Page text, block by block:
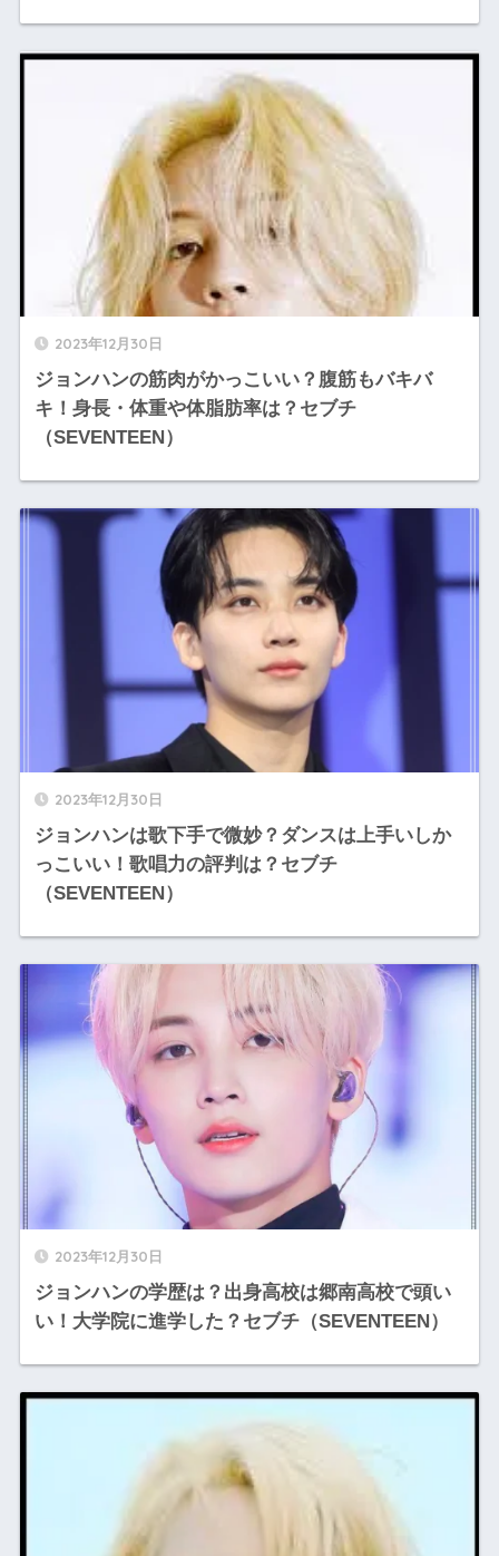
2023年12月30日
ジョンハンの筋肉がかっこいい？腹筋もバキバ
キ！身長・体重や体脂肪率は？セブチ
（SEVENTEEN）
2023年12月30日
ジョンハンは歌下手で微妙？ダンスは上手いしか
っこいい！歌唱力の評判は？セブチ
（SEVENTEEN）
2023年12月30日
ジョンハンの学歴は？出身高校は郷南高校で頭い
い！大学院に進学した？セブチ（SEVENTEEN）